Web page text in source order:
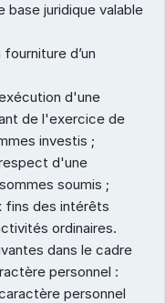
base juridique valable
d’un
d'une
de l'exercice de
investis ;
d'une
soumis ;
fins des intérêts
ordinaires.
dans le cadre
personnel :
personnel